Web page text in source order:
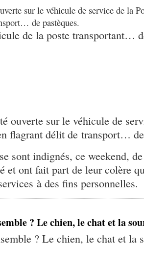
sur le véhicule de service de la
de pastèques.
de la poste transportant…
ouverte sur le véhicule de
flagrant délit de transport…
sont indignés, ce weekend,
et ont fait part de leur colère
à des fins personnelles.
? Le chien, le chat et la
? Le chien, le chat et la